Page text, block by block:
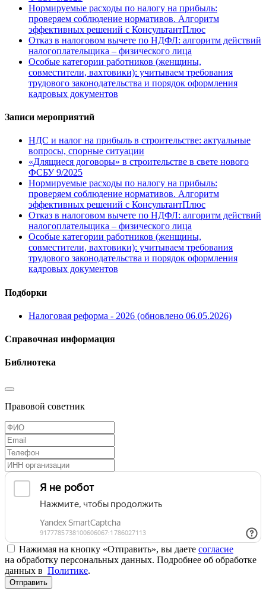
Нормируемые расходы по налогу на прибыль:
проверяем соблюдение нормативов. Алгоритм
эффективных решений с КонсультантПлюс
Отказ в налоговом вычете по НДФЛ: алгоритм действий
налогоплательщика – физического лица
Особые категории работников (женщины,
совместители, вахтовики): учитываем требования
трудового законодательства и порядок оформления
кадровых документов
Записи мероприятий
НДС и налог на прибыль в строительстве: актуальные
вопросы, спорные ситуации
«Длящиеся договоры» в строительстве в свете нового
ФСБУ 9/2025
Нормируемые расходы по налогу на прибыль:
проверяем соблюдение нормативов. Алгоритм
эффективных решений с КонсультантПлюс
Отказ в налоговом вычете по НДФЛ: алгоритм действий
налогоплательщика – физического лица
Особые категории работников (женщины,
совместители, вахтовики): учитываем требования
трудового законодательства и порядок оформления
кадровых документов
Подборки
Налоговая реформа - 2026 (обновлено 06.05.2026)
Справочная информация
Библиотека
Правовой советник
Нажимая на кнопку «Отправить», вы даете согласие
на обработку персональных данных. Подробнее об обработке
данных в Политике.
Отправить